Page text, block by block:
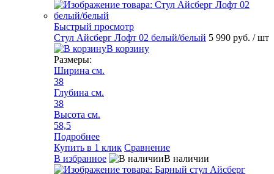
Быстрый просмотр
Стул Айсберг Лофт 02 белый/белый 5 990 руб. / шт
В корзину
Размеры:
Ширина см.
38
Глубина см.
38
Высота см.
58,5
Подробнее
Купить в 1 клик Сравнение
В избранное
В наличии